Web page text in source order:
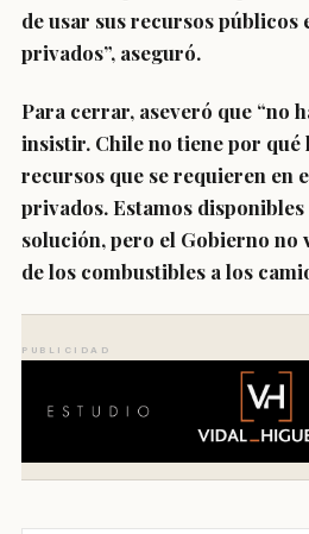
de usar sus recursos públicos
privados”, aseguró.
Para cerrar, aseveró que “no
insistir. Chile no tiene por qué
recursos que se requieren en
privados. Estamos
solución, pero el Gobierno no
de los combustibles a los
PUBLICIDAD